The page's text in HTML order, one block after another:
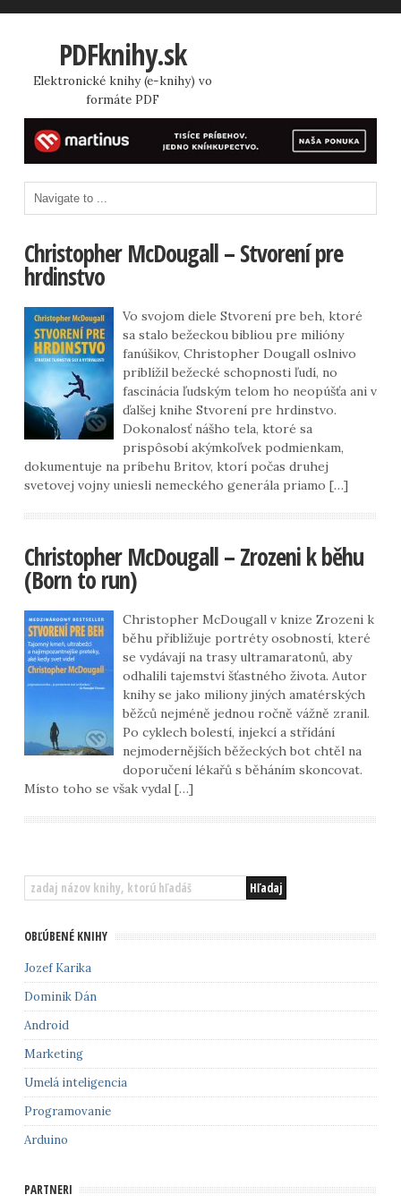
PDFknihy.sk
Elektronické knihy (e-knihy) vo
formáte PDF
Christopher McDougall – Stvorení pre
hrdinstvo
Vo svojom diele Stvorení pre beh, ktoré
sa stalo bežeckou bibliou pre milióny
fanúšikov, Christopher Dougall oslnivo
priblížil bežecké schopnosti ľudí, no
fascinácia ľudským telom ho neopúšťa ani v
ďalšej knihe Stvorení pre hrdinstvo.
Dokonalosť nášho tela, ktoré sa
prispôsobí akýmkoľvek podmienkam,
dokumentuje na príbehu Britov, ktorí počas druhej
svetovej vojny uniesli nemeckého generála priamo […]
Christopher McDougall – Zrozeni k běhu
(Born to run)
Christopher McDougall v knize Zrozeni k
běhu přibližuje portréty osobností, které
se vydávají na trasy ultramaratonů, aby
odhalili tajemství šťastného života. Autor
knihy se jako miliony jiných amatérských
běžců nejméně jednou ročně vážně zranil.
Po cyklech bolestí, injekcí a střídání
nejmodernějších běžeckých bot chtěl na
doporučení lékařů s běháním skoncovat.
Místo toho se však vydal […]
OBĽÚBENÉ KNIHY
Jozef Karika
Dominik Dán
Android
Marketing
Umelá inteligencia
Programovanie
Arduino
PARTNERI